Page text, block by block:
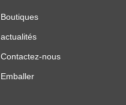
Boutiques
actualités
Contactez-nous
Emballer